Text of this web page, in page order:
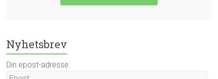
Nyhetsbrev
Din epost-adresse: